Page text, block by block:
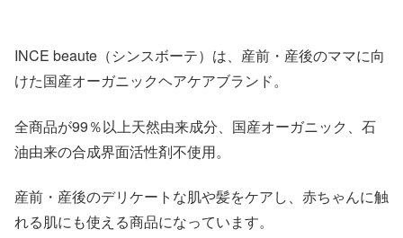
INCE beaute（シンスボーテ）は、産前・産後のママに向
けた国産オーガニックヘアケアブランド。
全商品が99％以上天然由来成分、国産オーガニック、石
油由来の合成界面活性剤不使用。
産前・産後のデリケートな肌や髪をケアし、赤ちゃんに触
れる肌にも使える商品になっています。